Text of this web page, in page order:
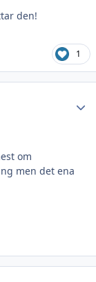
den!
1
om
men det ena